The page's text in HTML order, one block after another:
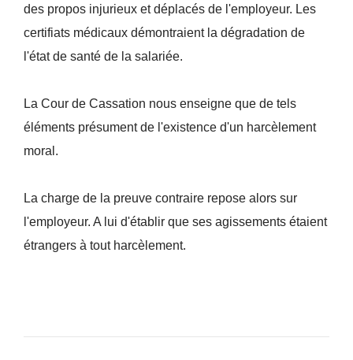
des propos injurieux et déplacés de l'employeur. Les
certifiats médicaux démontraient la dégradation de
l'état de santé de la salariée.
La Cour de Cassation nous enseigne que de tels
éléments présument de l'existence d'un harcèlement
moral.
La charge de la preuve contraire repose alors sur
l'employeur. A lui d'établir que ses agissements étaient
étrangers à tout harcèlement.